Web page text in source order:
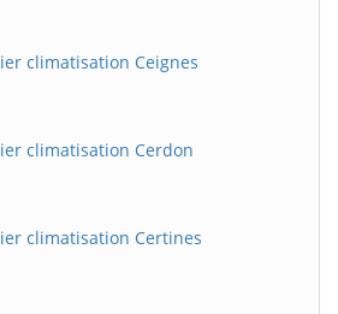
climatisation Ceignes
climatisation Cerdon
climatisation Certines